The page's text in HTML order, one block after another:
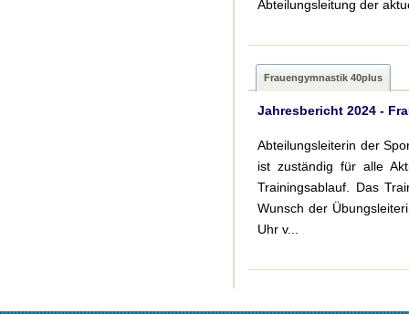
Abteilungsleitung der
Frauengymnastik 40plus
Jahresbericht 2024 -
Abteilungsleiterin der
ist zuständig für alle
Trainingsablauf. Das
Wunsch der
Uhr v...